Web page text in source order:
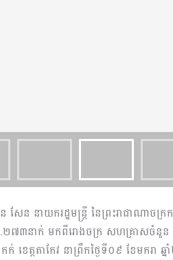
សែន នាយករដ្ឋមន្រ្តី នៃព្រះរាជាណ
៧៣នាក់ មកពីរោងចក្រ សហគ្រាសចំនួន
ក់ ខេត្តតាកែវ នាព្រឹកថ្ងៃទី០៩ ខែមករា